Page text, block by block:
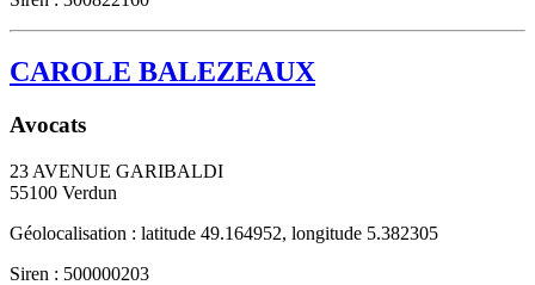
CAROLE BALEZEAUX
Avocats
23 AVENUE GARIBALDI
55100 Verdun
Géolocalisation : latitude 49.164952, longitude 5.382305
Siren : 500000203